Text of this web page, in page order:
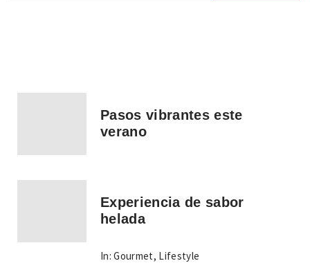
Pasos vibrantes este
verano
Experiencia de sabor
helada
In: Gourmet, Lifestyle